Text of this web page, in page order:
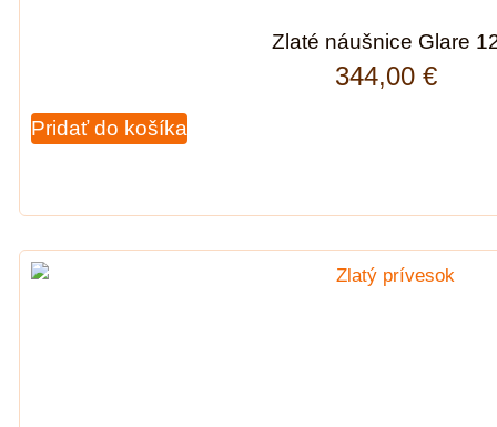
Zlaté náušnice Glare
344,00 €
Pridať do košíka